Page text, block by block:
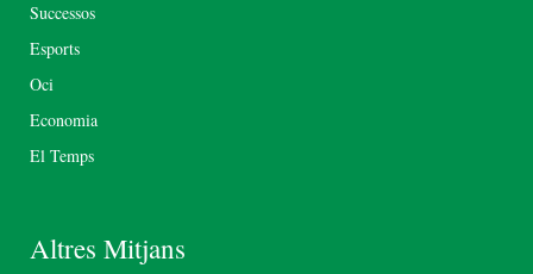
Successos
Esports
Oci
Economia
El Temps
Altres Mitjans